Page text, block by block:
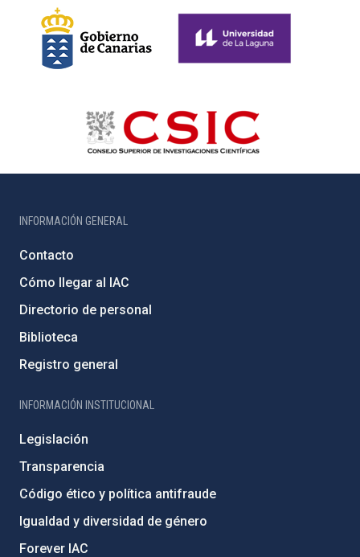
INFORMACIÓN GENERAL
Contacto
Cómo llegar al IAC
Directorio de personal
Biblioteca
Registro general
INFORMACIÓN INSTITUCIONAL
Legislación
Transparencia
Código ético y política antifraude
Igualdad y diversidad de género
Forever IAC